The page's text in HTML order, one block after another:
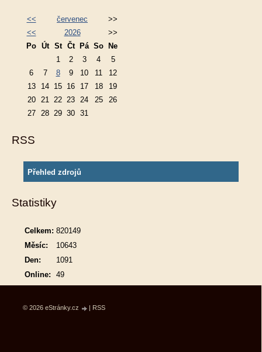
<< červenec
>>
<<
2026
>>
Po Út St Čt Pá So
Ne
1
2 3 4
5
6
7 8 9 10 11
12
13
14 15 16 17 18
19
20
21 22 23 24 25
26
27
28 29 30 31
RSS
Přehled zdrojů
Statistiky
Online: 49
Celkem: 820149
Měsíc:
10643
Den:
1091
© 2026 eStránky.cz | RSS